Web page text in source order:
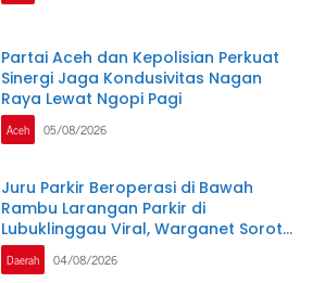
Partai Aceh dan Kepolisian Perkuat
Sinergi Jaga Kondusivitas Nagan
Raya Lewat Ngopi Pagi
Aceh 05/08/2026
Juru Parkir Beroperasi di Bawah
Rambu Larangan Parkir di
Lubuklinggau Viral, Warganet Soroti
Dugaan Pelanggaran.SK DI
PERTANYAKAN
Daerah 04/08/2026